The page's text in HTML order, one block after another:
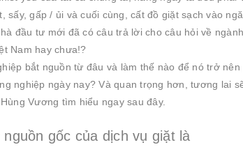
sấy, gấp / ủi và cuối cùng, cất đồ giặt sạch vào
đầu tư mới đã có câu trả lời cho câu hỏi về
Nam hay chưa!?
bắt nguồn từ đâu và làm thế nào để nó trở
nghiệp ngày nay? Và quan trọng hơn, tương lai
Vương tìm hiểu ngay sau đây.
gốc của dịch vụ giặt là